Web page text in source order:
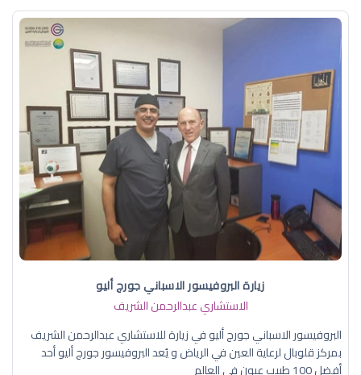
زيارة البروفيسور الاسباني جورج أليو
الاستشاري عبدالرحمن الشريف
البروفيسور الاسباني جورج أليو في زيارة للاستشاري عبدالرحمن الشريف
بمركز قلوبال لرعاية العين في الرياض و يُعد البروفيسور جورج أليو أحد
أفضل 100 طبيب عيون في العالم